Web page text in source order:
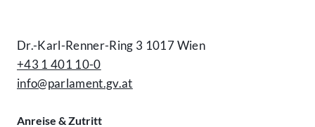
Dr.-Karl-Renner-Ring 3 1017 Wien
+43 1 401 10-0
info@parlament.gv.at
Anreise & Zutritt